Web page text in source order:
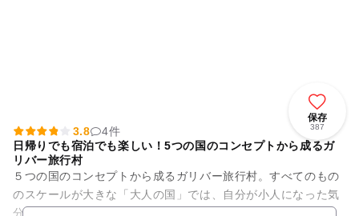
保存
387
3.8
4件
日帰りでも宿泊でも楽しい！5つの国のコンセプトから成るガ
リバー旅行村
５つの国のコンセプトから成るガリバー旅行村。すべてのもの
のスケールが大きな「大人の国」では、自分が小人になった気
分。逆に、自分が巨人になった気分が味わえる「小人の国」な